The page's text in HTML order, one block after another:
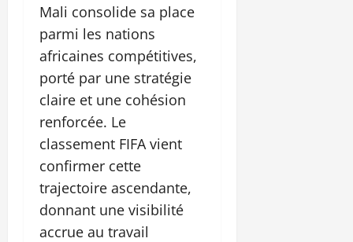
Mali consolide sa place
parmi les nations
africaines compétitives,
porté par une stratégie
claire et une cohésion
renforcée. Le
classement FIFA vient
confirmer cette
trajectoire ascendante,
donnant une visibilité
accrue au travail